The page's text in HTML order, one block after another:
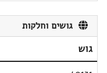
גושים וחלקות
גוש